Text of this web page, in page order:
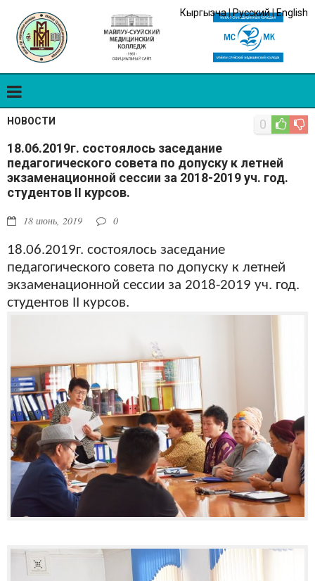
Кыргызча|Русский|English
НОВОСТИ
18.06.2019г. состоялось заседание
педагогического совета по допуску к летней
экзаменационной сессии за 2018-2019 уч. год.
студентов II курсов.
18 июнь, 2019 0
0
18.06.2019г. состоялось заседание
педагогического совета по допуску к летней
экзаменационной сессии за 2018-2019 уч. год.
студентов II курсов.